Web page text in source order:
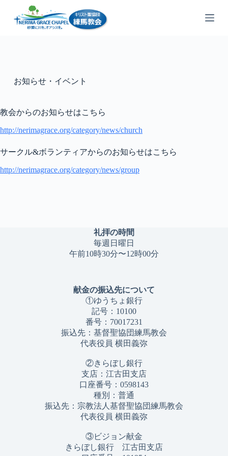
ン
キ
お知らせ・イベント
教会からのお知らせはこちら
http://nerimagrace.org/category/news/church
サークル&ボランティアからのお知らせはこちら
http://nerimagrace.org/category/news/group
礼拝の時間
毎週日曜日
午前10時30分〜12時00分
献金の振込先について
①ゆうちょ銀行
記号：10100
番号：70017231
振込先：基督聖協団練馬教会
代表役員 横田義弥
②きらぼし銀行
支店：江古田支店
口座番号：0598143
種別：普通
振込先：宗教法人基督聖協団練馬教会
代表役員 横田義弥
③ビジョン献金
きらぼし銀行 江古田支店